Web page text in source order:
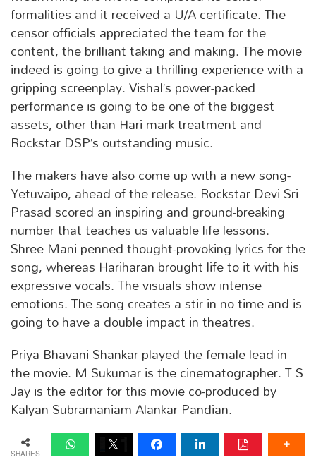
formalities and it received a U/A certificate. The
censor officials appreciated the team for the
content, the brilliant taking and making. The movie
indeed is going to give a thrilling experience with a
gripping screenplay. Vishal’s power-packed
performance is going to be one of the biggest
assets, other than Hari mark treatment and
Rockstar DSP’s outstanding music.
The makers have also come up with a new song-
Yetuvaipo, ahead of the release. Rockstar Devi Sri
Prasad scored an inspiring and ground-breaking
number that teaches us valuable life lessons.
Shree Mani penned thought-provoking lyrics for the
song, whereas Hariharan brought life to it with his
expressive vocals. The visuals show intense
emotions. The song creates a stir in no time and is
going to have a double impact in theatres.
Priya Bhavani Shankar played the female lead in
the movie. M Sukumar is the cinematographer. T S
Jay is the editor for this movie co-produced by
Kalyan Subramaniam Alankar Pandian.
SHARES